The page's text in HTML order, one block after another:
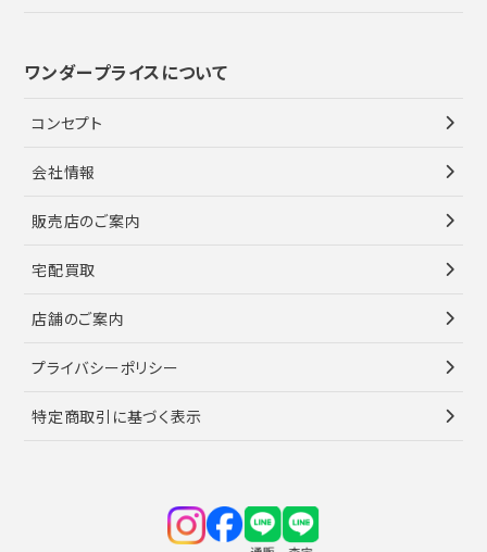
ワンダープライスについて
コンセプト
会社情報
販売店のご案内
宅配買取
店舗のご案内
プライバシーポリシー
特定商取引に基づく表示